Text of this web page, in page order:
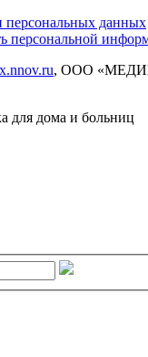
персональных данных
персональной
, ООО
для дома и больниц